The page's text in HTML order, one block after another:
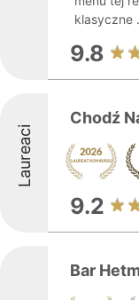
klasyczne
9.8
Laureaci
Chodź
9.2
Bar